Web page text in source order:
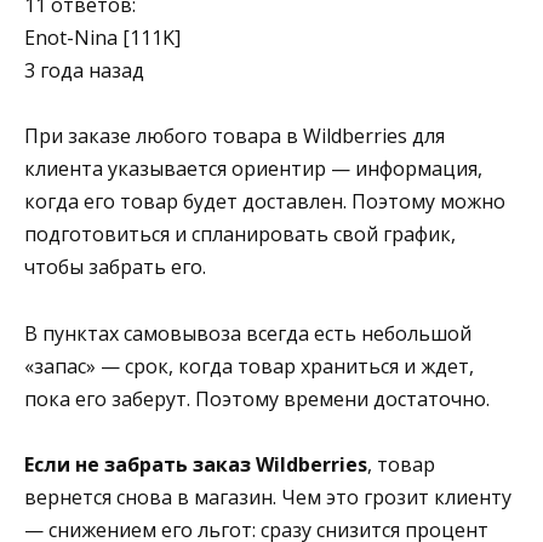
Enot-Nina [111K]
3 года назад
При заказе любого товара в Wildberries для
клиента указывается ориентир — информация,
когда его товар будет доставлен. Поэтому можно
подготовиться и спланировать свой график,
чтобы забрать его.
В пунктах самовывоза всегда есть небольшой
«запас» — срок, когда товар храниться и ждет,
пока его заберут. Поэтому времени достаточно.
Если не забрать заказ Wildberries, товар
вернется снова в магазин. Чем это грозит клиенту
— снижением его льгот: сразу снизится процент